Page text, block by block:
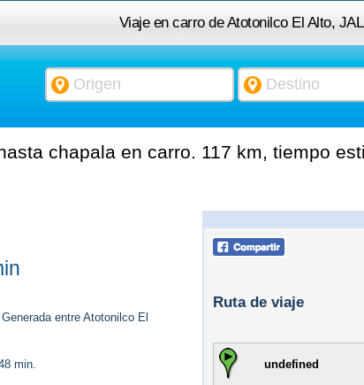
Viaje en carro de Atotonilco El Alto,
chapala en carro. 117 km, tiempo
entre Atotonilco El
min.
Ruta de viaje
undefined